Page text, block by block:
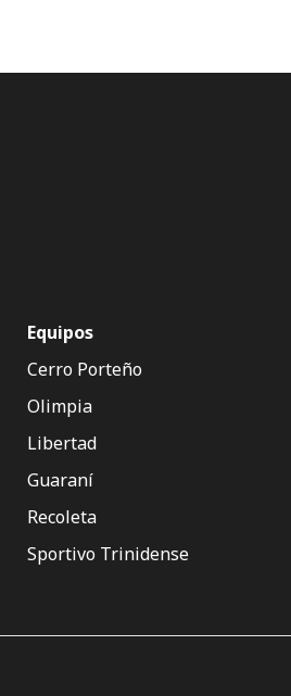
Equipos
Cerro Porteño
Olimpia
Libertad
Guaraní
Recoleta
Sportivo Trinidense